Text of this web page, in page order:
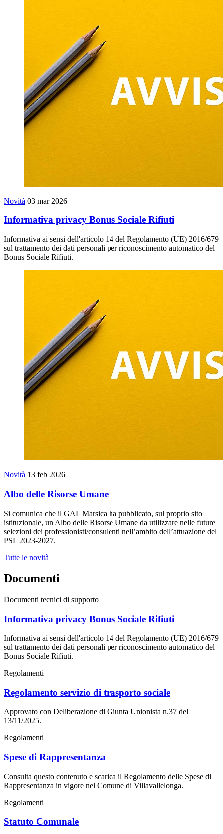
Novità 03 mar 2026
Informativa privacy Bonus Sociale Rifiuti
Informativa ai sensi dell'articolo 14 del Regolamento (UE) 2016/679
sul trattamento dei dati personali per riconoscimento automatico del
Bonus Sociale Rifiuti.
Novità 13 feb 2026
Albo delle Risorse Umane
Si comunica che il GAL Marsica ha pubblicato, sul proprio sito
istituzionale, un Albo delle Risorse Umane da utilizzare nelle future
selezioni dei professionisti/consulenti nell’ambito dell’attuazione del
PSL 2023-2027.
Tutte le novità
Documenti
Documenti tecnici di supporto
Informativa privacy Bonus Sociale Rifiuti
Informativa ai sensi dell'articolo 14 del Regolamento (UE) 2016/679
sul trattamento dei dati personali per riconoscimento automatico del
Bonus Sociale Rifiuti.
Regolamenti
Regolamento servizio di trasporto sociale
Approvato con Deliberazione di Giunta Unionista n.37 del
13/11/2025.
Regolamenti
Spese di Rappresentanza
Consulta questo contenuto e scarica il Regolamento delle Spese di
Rappresentanza in vigore nel Comune di Villavallelonga.
Regolamenti
Statuto Comunale